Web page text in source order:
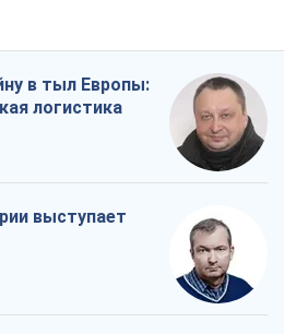
в тыл Европы:
логистика
выступает